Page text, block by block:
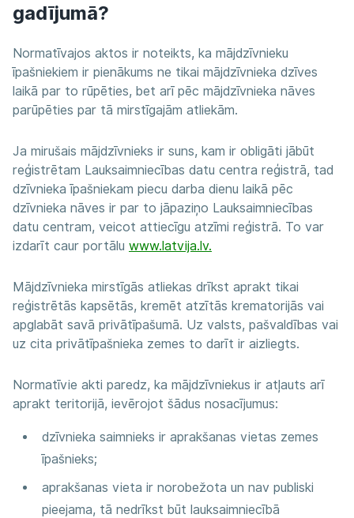
gadījumā?
Normatīvajos aktos ir noteikts, ka mājdzīvnieku
īpašniekiem ir pienākums ne tikai mājdzīvnieka dzīves
laikā par to rūpēties, bet arī pēc mājdzīvnieka nāves
parūpēties par tā mirstīgajām atliekām.
Ja mirušais mājdzīvnieks ir suns, kam ir obligāti jābūt
reģistrētam Lauksaimniecības datu centra reģistrā, tad
dzīvnieka īpašniekam piecu darba dienu laikā pēc
dzīvnieka nāves ir par to jāpaziņo Lauksaimniecības
datu centram, veicot attiecīgu atzīmi reģistrā. To var
izdarīt caur portālu www.latvija.lv.
Mājdzīvnieka mirstīgās atliekas drīkst aprakt tikai
reģistrētās kapsētās, kremēt atzītās krematorijās vai
apglabāt savā privātīpašumā. Uz valsts, pašvaldības vai
uz cita privātīpašnieka zemes to darīt ir aizliegts.
Normatīvie akti paredz, ka mājdzīvniekus ir atļauts arī
aprakt teritorijā, ievērojot šādus nosacījumus:
dzīvnieka saimnieks ir aprakšanas vietas zemes
īpašnieks;
aprakšanas vieta ir norobežota un nav publiski
pieejama, tā nedrīkst būt lauksaimniecībā